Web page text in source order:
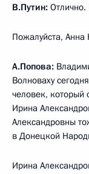
В.Путин:
Пожалуйста,
А.Попова:
Волноваху
человек, который
Ирина
Александровны
в Донецкой
Ирина